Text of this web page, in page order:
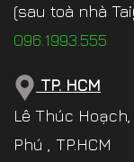
(sau toà nhà
096.1993.555
TP. HCM
Lê Thúc
Phú , TP.HCM